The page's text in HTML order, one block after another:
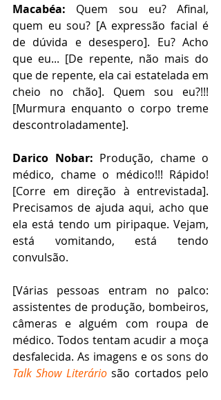
Macabéa: Quem sou eu? Afinal,
quem eu sou? [A expressão facial é
de dúvida e desespero]. Eu? Acho
que eu... [De repente, não mais do
que de repente, ela cai estatelada em
cheio no chão]. Quem sou eu?!!!
[Murmura enquanto o corpo treme
descontroladamente].
Darico Nobar: Produção, chame o
médico, chame o médico!!! Rápido!
[Corre em direção à entrevistada].
Precisamos de ajuda aqui, acho que
ela está tendo um piripaque. Vejam,
está vomitando, está tendo
convulsão.
[Várias pessoas entram no palco:
assistentes de produção, bombeiros,
câmeras e alguém com roupa de
médico. Todos tentam acudir a moça
Talk Show Literário são cortados pelo